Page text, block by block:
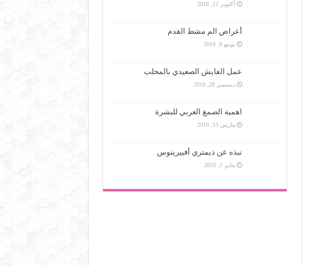
أكتوبر 12, 2018
أعراض الم مشط القدم
يونيو 8, 2018
عمل الفايش الصعيدي بالمحلب
ديسمبر 28, 2018
اهمية الصمغ العربي للبشرة
مارس 13, 2019
نبذه عن ديمتري أفييرينوس
يناير 1, 2019